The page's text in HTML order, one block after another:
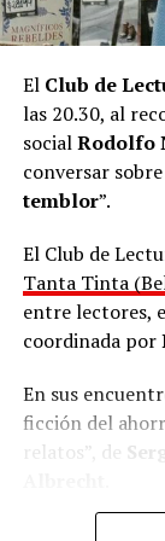
años.
Hace un buen
El Club de
las 20.30, al
socialRodolfo
conversar
temblor”.
El Club de
Tanta Tinta
entre lectores,
coordinada por
En sus
ficción del
relatos”, de
Todos son